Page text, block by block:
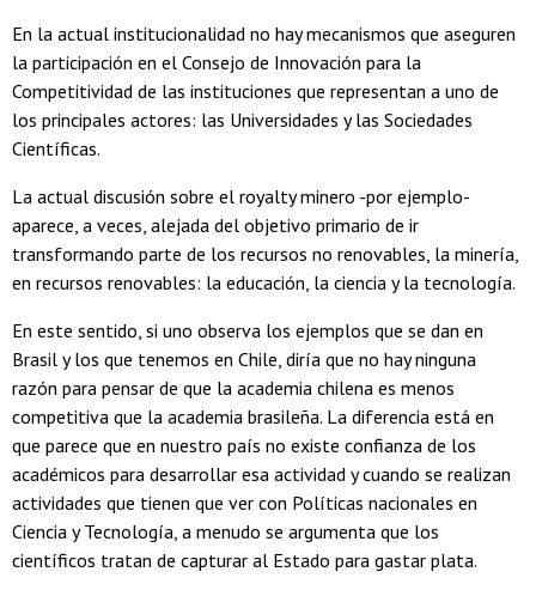
En la actual institucionalidad no hay mecanismos que aseguren
la participación en el Consejo de Innovación para la
Competitividad de las instituciones que representan a uno de
los principales actores: las Universidades y las Sociedades
Científicas.
La actual discusión sobre el royalty minero -por ejemplo-
aparece, a veces, alejada del objetivo primario de ir
transformando parte de los recursos no renovables, la minería,
en recursos renovables: la educación, la ciencia y la tecnología.
En este sentido, si uno observa los ejemplos que se dan en
Brasil y los que tenemos en Chile, diría que no hay ninguna
razón para pensar de que la academia chilena es menos
competitiva que la academia brasileña. La diferencia está en
que parece que en nuestro país no existe confianza de los
académicos para desarrollar esa actividad y cuando se realizan
actividades que tienen que ver con Políticas nacionales en
Ciencia y Tecnología, a menudo se argumenta que los
científicos tratan de capturar al Estado para gastar plata.